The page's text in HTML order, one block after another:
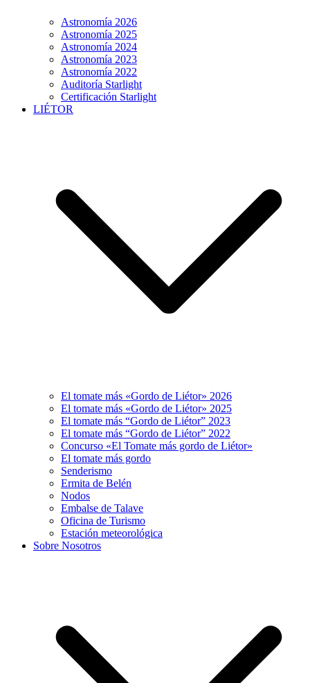
Astronomía 2026
Astronomía 2025
Astronomía 2024
Astronomía 2023
Astronomía 2022
Auditoría Starlight
Certificación Starlight
LIÉTOR
El tomate más «Gordo de Liétor» 2026
El tomate más «Gordo de Liétor» 2025
El tomate más “Gordo de Liétor” 2023
El tomate más “Gordo de Liétor” 2022
Concurso «El Tomate más gordo de Liétor»
El tomate más gordo
Senderismo
Ermita de Belén
Nodos
Embalse de Talave
Oficina de Turismo
Estación meteorológica
Sobre Nosotros